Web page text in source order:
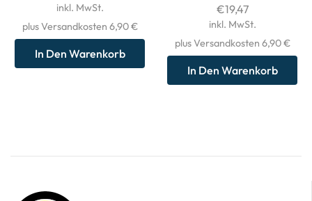
inkl. MwSt.
plus Versandkosten 6,90 €
In Den Warenkorb
€19,47
inkl. MwSt.
plus Versandkosten 6,90 €
In Den Warenkorb